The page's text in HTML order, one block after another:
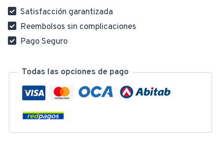
18
THT4221226
cantidad
Satisfacción garantizada
Reembolsos sin complicaciones
Pago Seguro
Todas las opciones de pago